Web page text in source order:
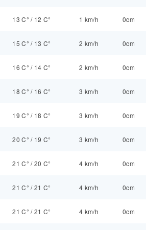
13 C° / 12 C° 1 km/h 0cm
15 C° / 13 C° 2 km/h 0cm
16 C° / 14 C° 2 km/h 0cm
18 C° / 16 C° 3 km/h 0cm
19 C° / 18 C° 3 km/h 0cm
20 C° / 19 C° 3 km/h 0cm
21 C° /20 C° 4 km/h 0cm
21 C° /21 C° 4 km/h 0cm
21 C° /21 C° 4 km/h 0cm